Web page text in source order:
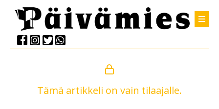
Tämä artikkeli on vain tilaajalle.